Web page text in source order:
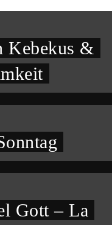
Kebekus &
Gott – La